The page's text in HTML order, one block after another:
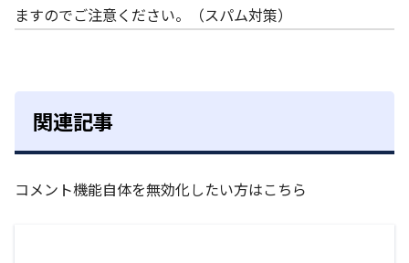
ますのでご注意ください。（スパム対策）
関連記事
コメント機能自体を無効化したい方はこちら